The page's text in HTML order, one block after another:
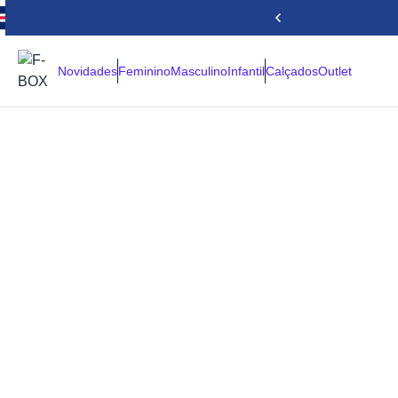
NovidadesFemininoMasculinoInfantilCalçadosOutlet